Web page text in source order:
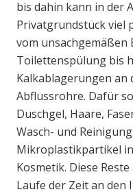
bis dahin kann in der
Privatgrundstück viel
vom unsachgemäßen
Toilettenspülung bis
Kalkablagerungen an
Abflussrohre. Dafür
Duschgel, Haare,
Wasch- und
Mikroplastikpartikel
Kosmetik. Diese
Laufe der Zeit an den